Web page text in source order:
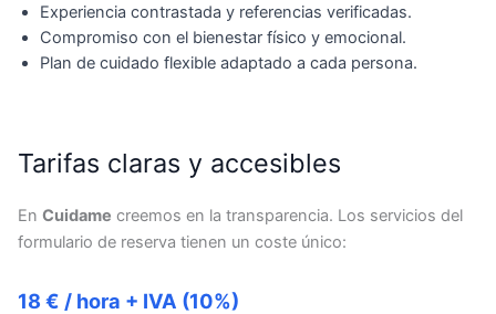
Experiencia contrastada y referencias verificadas.
Compromiso con el bienestar físico y emocional.
Plan de cuidado flexible adaptado a cada persona.
Tarifas claras y accesibles
En Cuidame creemos en la transparencia. Los servicios del
formulario de reserva tienen un coste único:
18 € / hora + IVA (10%)